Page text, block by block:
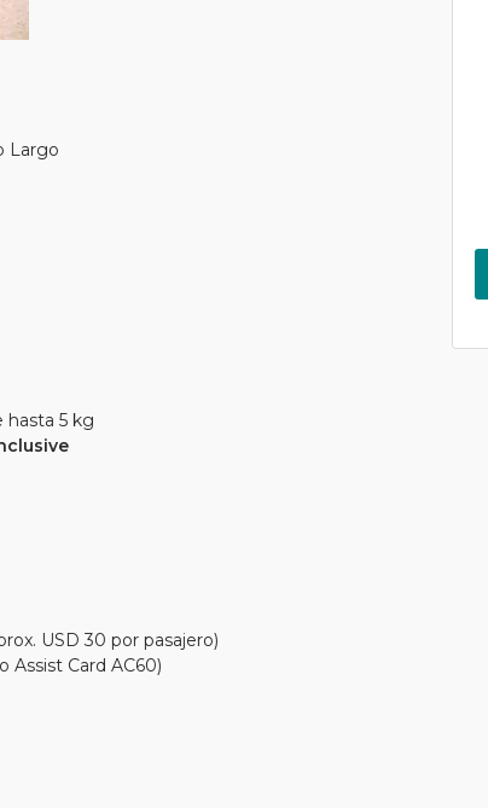
Largo
hasta 5 kg
USD 30 por pasajero)
Assist Card AC60)